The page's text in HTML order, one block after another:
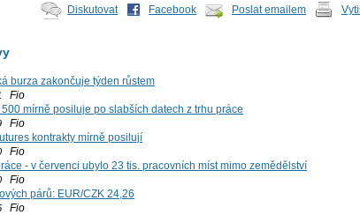
Diskutovat Facebook Poslat emailem
burza zakončuje týden růstem
Fio
500 mírně posiluje po slabších datech z trhu práce
Fio
kontrakty mírně posilují
Fio
- v červenci ubylo 23 tis. pracovních míst mimo zemědělství
Fio
párů: EUR/CZK 24,26
Fio